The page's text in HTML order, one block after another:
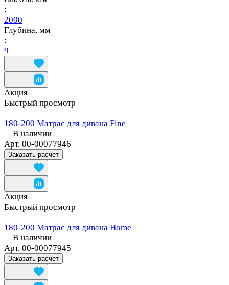
:
2000
Глубина, мм
:
9
Акция
Быстрый просмотр
180-200 Матрас для дивана Fine
В наличии
Арт. 00-00077946
Заказать расчет
Акция
Быстрый просмотр
180-200 Матрас для дивана Home
В наличии
Арт. 00-00077945
Заказать расчет